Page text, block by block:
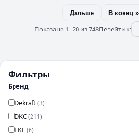
Фильтры
Бренд
Dekraft(3)
DKC(211)
EKF(6)
Дальше В конец »
Показано 1–20 из 748Перейти к: